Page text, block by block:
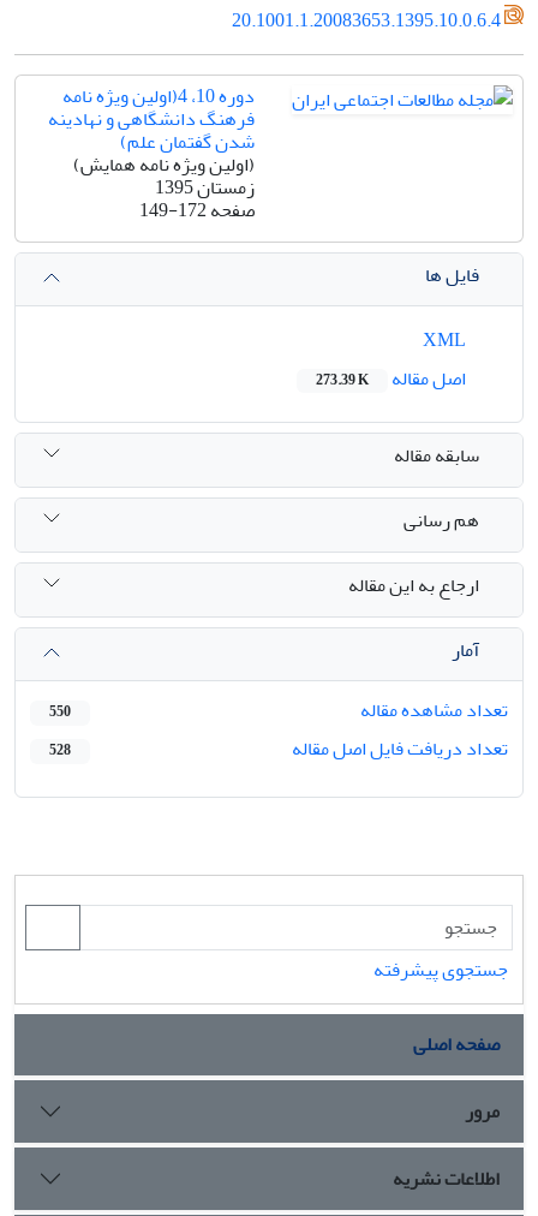
20.1001.1.20083653.1395.10.0.6.4
دوره 10، 4(اولین ویژه نامه
فرهنگ دانشگاهی و نهادینه
شدن گفتمان علم)
(اولین ویژه نامه همایش)
زمستان 1395
صفحه149-172
فایل ها
اصل مقاله
273.39 K
سابقه مقاله
هم رسانی
ارجاع به این مقاله
آمار
تعداد مشاهده مقاله
550
تعداد دریافت فایل اصل مقاله 528
جستجوی پیشرفته
صفحه اصلی
مرور
اطلاعات نشریه